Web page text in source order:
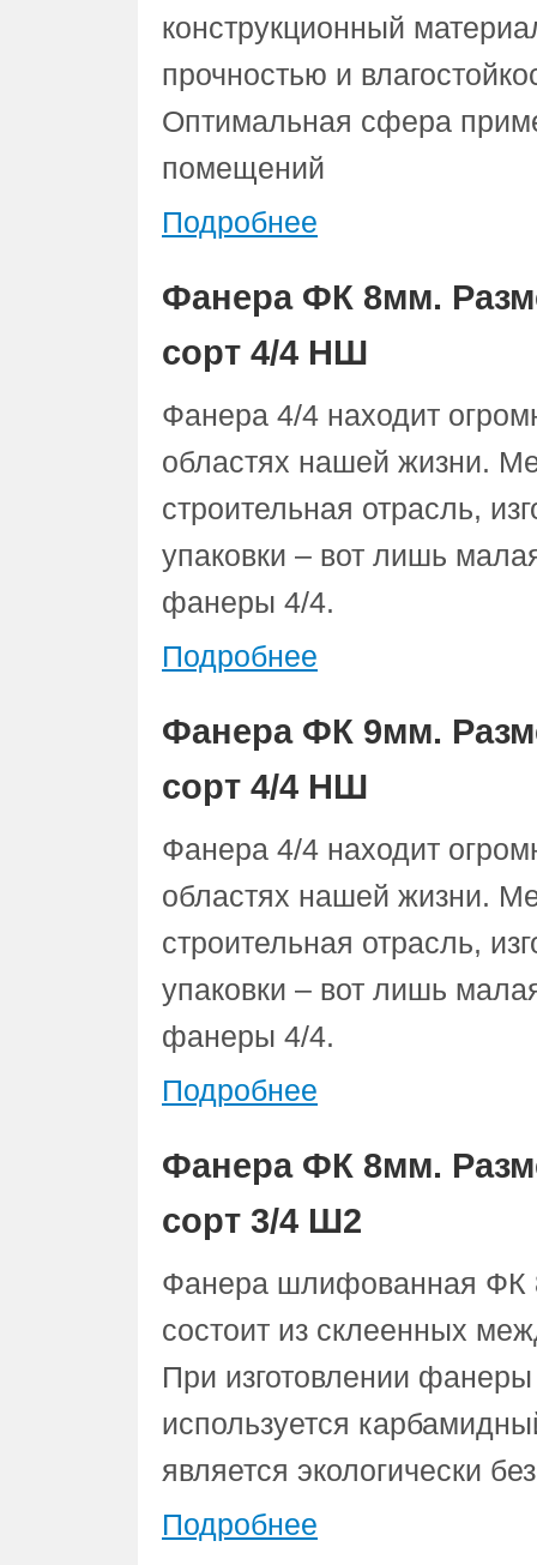
конструкционный
прочностью и
Оптимальная сфера
помещений
Подробнее
Фанера ФК 8мм.
сорт 4/4 НШ
Фанера 4/4 находит
областях нашей жизни.
строительная отрасль,
упаковки – вот лишь
фанеры 4/4.
Подробнее
Фанера ФК 9мм.
сорт 4/4 НШ
Фанера 4/4 находит
областях нашей жизни.
строительная отрасль,
упаковки – вот лишь
фанеры 4/4.
Подробнее
Фанера ФК 8мм.
сорт 3/4 Ш2
Фанера шлифованная ФК
состоит из склеенных
При изготовлении
используется
является экологически
Подробнее